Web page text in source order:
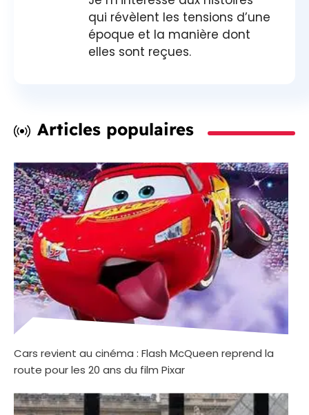
qui révèlent les tensions d’une
époque et la manière dont
elles sont reçues.
Articles populaires
Cars revient au cinéma : Flash McQueen reprend la
route pour les 20 ans du film Pixar